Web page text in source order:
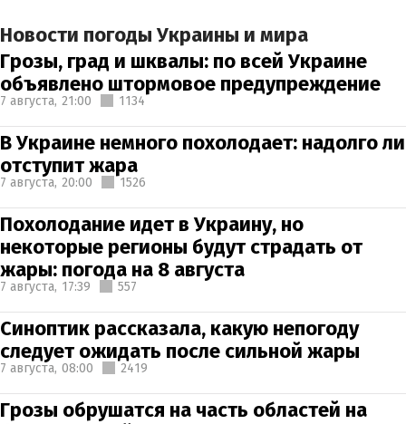
Новости погоды Украины и мира
Грозы, град и шквалы: по всей Украине
объявлено штормовое предупреждение
7 августа, 21:00 1134
В Украине немного похолодает: надолго ли
отступит жара
7 августа, 20:00 1526
Похолодание идет в Украину, но
некоторые регионы будут страдать от
жары: погода на 8 августа
7 августа, 17:39 557
Синоптик рассказала, какую непогоду
следует ожидать после сильной жары
7 августа, 08:00 2419
Грозы обрушатся на часть областей на